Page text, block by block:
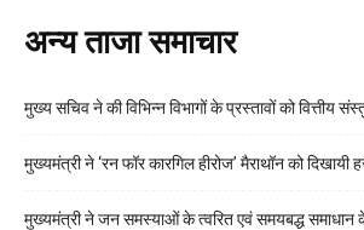
अन्य ताजा समाचार
मुख्य सचिव ने की विभिन्न विभागों के प्रस्तावों को वित्तीय
मुख्यमंत्री ने ‘रन फॉर कारगिल हीरोज’ मैराथॉन को दिखायी
मुख्यमंत्री ने जन समस्याओं के त्वरित एवं समयबद्ध समाधान के